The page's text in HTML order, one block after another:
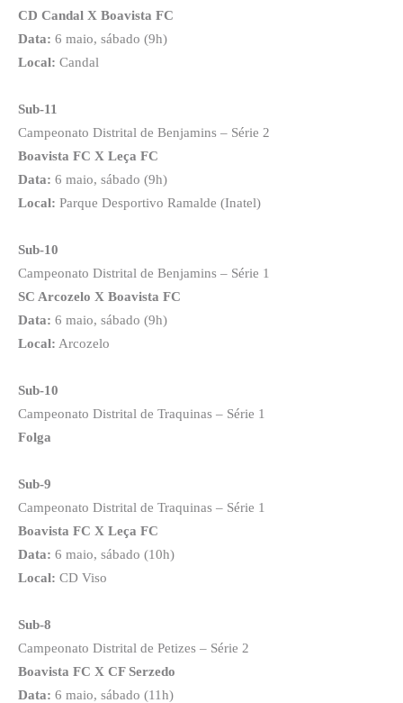
CD Candal X Boavista FC
Data: 6 maio, sábado (9h)
Local: Candal
Sub-11
Campeonato Distrital de Benjamins – Série 2
Boavista FC X Leça FC
Data: 6 maio, sábado (9h)
Local: Parque Desportivo Ramalde (Inatel)
Sub-10
Campeonato Distrital de Benjamins – Série 1
SC Arcozelo X Boavista FC
Data: 6 maio, sábado (9h)
Local: Arcozelo
Sub-10
Campeonato Distrital de Traquinas – Série 1
Folga
Sub-9
Campeonato Distrital de Traquinas – Série 1
Boavista FC X Leça FC
Data: 6 maio, sábado (10h)
Local: CD Viso
Sub-8
Campeonato Distrital de Petizes – Série 2
Boavista FC X CF Serzedo
Data: 6 maio, sábado (11h)